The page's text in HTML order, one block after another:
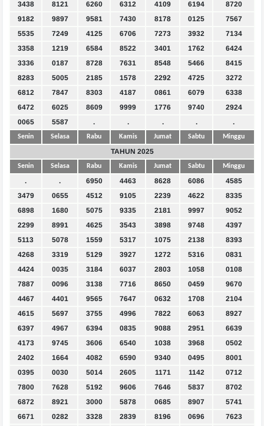
3438 8121 6260 6312 4109 6194
8720
9182
9897 9581 7430 8178 0125
7567
5535
7249 4125 6706 7273 3932
7134
3358
1219 6584 8522 3401 1762
6424
3336
0187 8728 7631 8548 5466
8415
8283
5005 2185 1578 2292 4725
3272
6812
7847 8303 4187 0861 6079
6338
6472
6025 8609 9999 1776 9740
2924
0065
5587 . . . . .
Senin Selasa Rabu Kamis Jumat Sabtu Minggu
TAHUN 2025
Senin Selasa Rabu Kamis Jumat Sabtu Minggu
. . 6950 4463 8628 6086
4585
3479
0655 4512 9105 2239 4622
8335
6898
1680 5075 9335 2181 9997
9052
2299
8991 4625 3543 3898 9748
4397
5113
5078 1559 5317 1075 2138
8393
4268
3319 5129 3927 1272 5316
0831
4424
0035 3184 6037 2803 1058
0108
7887
0096 3138 7716 8650 0459
9670
4467
4401 9565 7647 0632 1708
2104
4615
5697 3755 4996 7822 6063
8927
6397
4967 6394 0835 9088 2951
6639
4173
9745 3606 6540 1038 3968
0502
2402
1664 4082 6590 9340 0495
8001
0395
0030 5014 2605 1171 1142
0712
7800
7628 5192 9606 7646 5837
8702
6872
8921 3000 5878 0685 8907
5741
6671
0282 3328 2839 8196 0696
7623